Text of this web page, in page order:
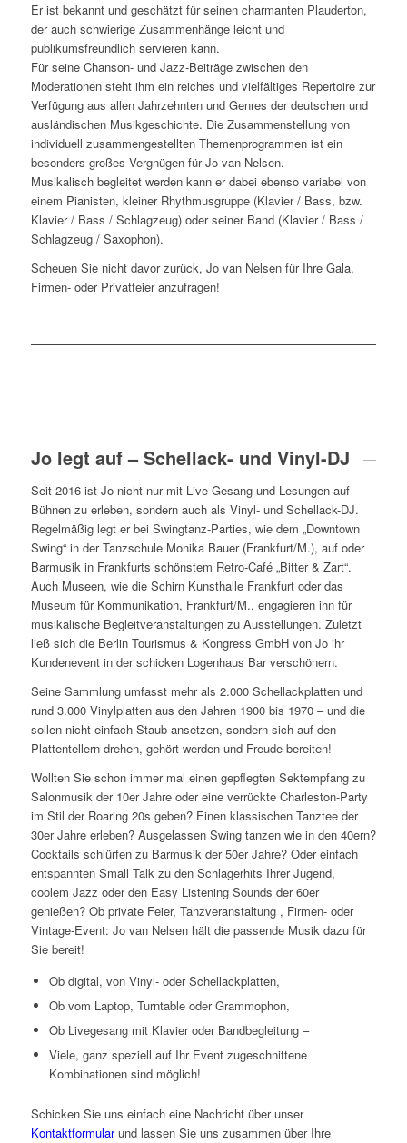
Er ist bekannt und geschätzt für seinen charmanten Plauderton,
der auch schwierige Zusammenhänge leicht und
publikumsfreundlich servieren kann.
Für seine Chanson- und Jazz-Beiträge zwischen den
Moderationen steht ihm ein reiches und vielfältiges Repertoire zur
Verfügung aus allen Jahrzehnten und Genres der deutschen und
ausländischen Musikgeschichte. Die Zusammenstellung von
individuell zusammengestellten Themenprogrammen ist ein
besonders großes Vergnügen für Jo van Nelsen.
Musikalisch begleitet werden kann er dabei ebenso variabel von
einem Pianisten, kleiner Rhythmusgruppe (Klavier / Bass, bzw.
Klavier / Bass / Schlagzeug) oder seiner Band (Klavier / Bass /
Schlagzeug / Saxophon).
Scheuen Sie nicht davor zurück, Jo van Nelsen für Ihre Gala,
Firmen- oder Privatfeier anzufragen!
Jo legt auf – Schellack- und Vinyl-DJ
Seit 2016 ist Jo nicht nur mit Live-Gesang und Lesungen auf
Bühnen zu erleben, sondern auch als Vinyl- und Schellack-DJ.
Regelmäßig legt er bei Swingtanz-Parties, wie dem „Downtown
Swing“ in der Tanzschule Monika Bauer (Frankfurt/M.), auf oder
Barmusik in Frankfurts schönstem Retro-Café „Bitter & Zart“.
Auch Museen, wie die Schirn Kunsthalle Frankfurt oder das
Museum für Kommunikation, Frankfurt/M., engagieren ihn für
musikalische Begleitveranstaltungen zu Ausstellungen. Zuletzt
ließ sich die Berlin Tourismus & Kongress GmbH von Jo ihr
Kundenevent in der schicken Logenhaus Bar verschönern.
Seine Sammlung umfasst mehr als 2.000 Schellackplatten und
rund 3.000 Vinylplatten aus den Jahren 1900 bis 1970 – und die
sollen nicht einfach Staub ansetzen, sondern sich auf den
Plattentellern drehen, gehört werden und Freude bereiten!
Wollten Sie schon immer mal einen gepflegten Sektempfang zu
Salonmusik der 10er Jahre oder eine verrückte Charleston-Party
im Stil der Roaring 20s geben? Einen klassischen Tanztee der
30er Jahre erleben? Ausgelassen Swing tanzen wie in den 40ern?
Cocktails schlürfen zu Barmusik der 50er Jahre? Oder einfach
entspannten Small Talk zu den Schlagerhits Ihrer Jugend,
coolem Jazz oder den Easy Listening Sounds der 60er
genießen? Ob private Feier, Tanzveranstaltung , Firmen- oder
Vintage-Event: Jo van Nelsen hält die passende Musik dazu für
Sie bereit!
Ob digital, von Vinyl- oder Schellackplatten,
Ob vom Laptop, Turntable oder Grammophon,
Ob Livegesang mit Klavier oder Bandbegleitung –
Viele, ganz speziell auf Ihr Event zugeschnittene
Kombinationen sind möglich!
Schicken Sie uns einfach eine Nachricht über unser
Kontaktformularund lassen Sie uns zusammen über Ihre